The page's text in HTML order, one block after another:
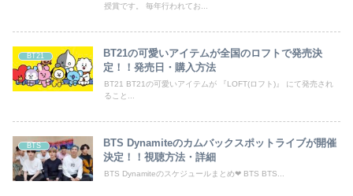
授賞です。 毎年行われてお...
BT21
BT21の可愛いアイテムが全国のロフトで発売決
定！！発売日・購入方法
BT21 BT21の可愛いアイテムが 『LOFT(ロフト)』 にて発売され
ること...
BTS
BTS Dynamiteのカムバックスポットライブが開催
決定！！視聴方法・詳細
BTS Dynamiteのスケジュールまとめ❤︎ BTS BTS...